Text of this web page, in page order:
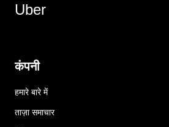
Uber
कंपनी
हमारे बारे में
ताज़ा समाचार